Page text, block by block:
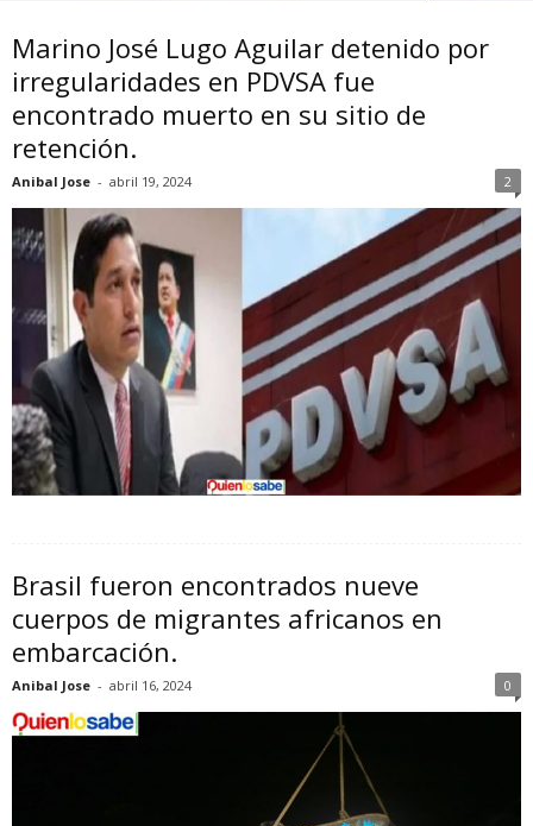
Marino José Lugo Aguilar detenido por
irregularidades en PDVSA fue
encontrado muerto en su sitio de
retención.
Anibal Jose - abril 19, 2024 2
Brasil fueron encontrados nueve
cuerpos de migrantes africanos en
embarcación.
Anibal Jose - abril 16, 2024 0